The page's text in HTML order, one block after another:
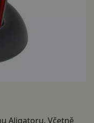
Aligatoru. Včetně